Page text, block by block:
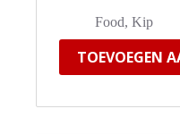
Food, Kip
TOEVOEGEN